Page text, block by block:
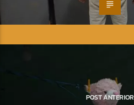
POST ANTERIOR